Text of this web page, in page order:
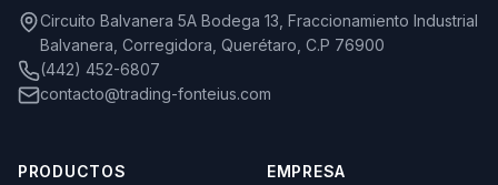
Circuito Balvanera 5A Bodega 13, Fraccionamiento Industrial
Balvanera, Corregidora, Querétaro, C.P 76900
(442) 452-6807
contacto@trading-fonteius.com
PRODUCTOS EMPRESA